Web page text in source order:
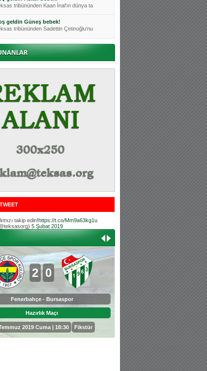
tribününden Kaan İnal'ın dünya ta
geldin Güneş bebek!
tribününden Sadettin Çetinoğlu'nu
Ceyhun Tetik
tribünlerinin sevilen isimlerinde
önü açılsın is
geldin Alaz Bebek!
sistem yöneticisi, ekibimizin
geldin Göktuğ Bebek!
ekibimizden ve tribünlerimizi
tribünlerinden Basri İleri'nin dü
geldin Kerem Bebek!
Mesut Ulusoy'un (Duka)
geldin Aslan bebek!
tribününden Kaan İnal'ın dünya ta
geldin Güneş bebek!
tribününden Sadettin Çetinoğlu'nu
takip edin!https://t.co/Mm9a63kg1u
5 Şubat 2019
2 0
Fenerbahçe - Bursaspor
Hazırlık Maçı
2019 Cuma | 18:30 Fikstür
0 3
Bursaspor - Sepahan
Hazırlık Maçı
25 Temmuz 2019 Perşembe |